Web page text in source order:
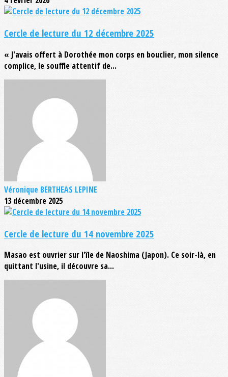
Cercle de lecture du 12 décembre 2025
« J'avais offert à Dorothée mon corps en bouclier, mon silence
complice, le souffle attentif de...
Véronique BERTHEAS LEPINE
13 décembre 2025
Cercle de lecture du 14 novembre 2025
Masao est ouvrier sur l'île de Naoshima (Japon). Ce soir-là, en
quittant l'usine, il découvre sa...